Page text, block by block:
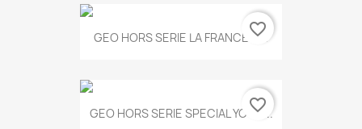
GEO HORS SERIE LA FRANCE A...
favorite_border
GEO HORS SERIE SPECIAL YOGA...
favorite_border